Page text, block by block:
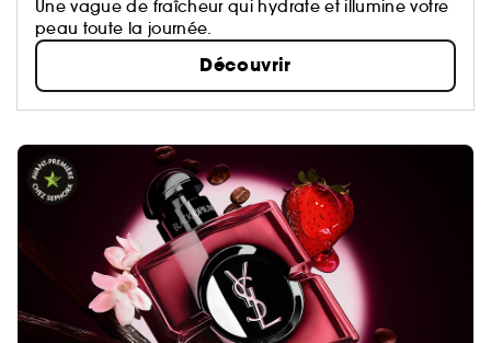
Une vague de fraîcheur qui hydrate et illumine votre
peau toute la journée.
Découvrir